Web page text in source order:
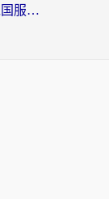
新加坡怎么玩战争与文明？海外党国服游戏加速器终极避坑指南